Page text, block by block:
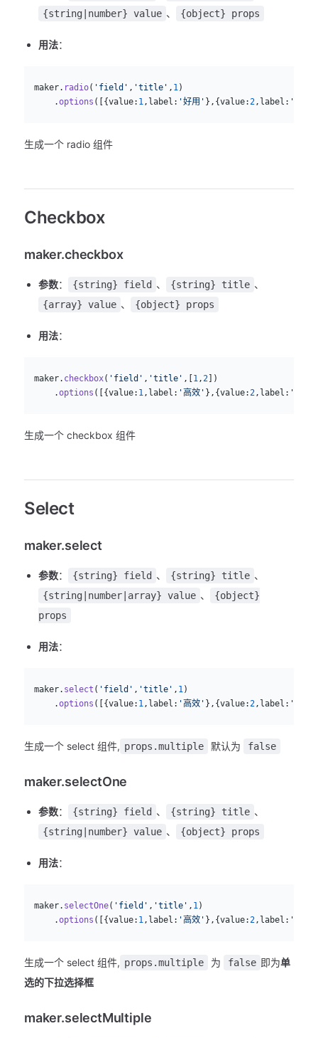
{string|number} value 、 {object} props
用法：
  maker.
radio( 'field' , 'title' , 1 )
      .
options ([{value: 1 ,label: '好用' },{value: 2 ,label: '不好
生成一个 radio 组件
Checkbox
maker.checkbox
参数： {string} field 、 {string} title 、
{array} value 、 {object} props
用法：
  maker.
checkbox( 'field' , 'title' ,[1 , 2])
      .
options ([{value: 1 ,label: '高效' },{value: 2 ,label: '简单'
生成一个 checkbox 组件
Select
maker.select
参数： {string} field 、 {string} title 、
{string|number|array} value 、
{object}
props
用法：
  maker.
select ( 'field' , 'title' , 1 )
      .
options ([{value: 1 ,label: '高效' },{value: 2 ,label: '简单'
生成一个 select 组件, props.multiple 默认为 false
maker.selectOne
参数： {string} field 、 {string} title 、
{string|number} value 、 {object} props
用法：
  maker.
selectOne( 'field' , 'title' , 1 )
      .
options ([{value: 1 ,label: '高效' },{value: 2 ,label: '简单'
生成一个 select 组件, props.multiple 为 false 即为单
选的下拉选择框
maker.selectMultiple